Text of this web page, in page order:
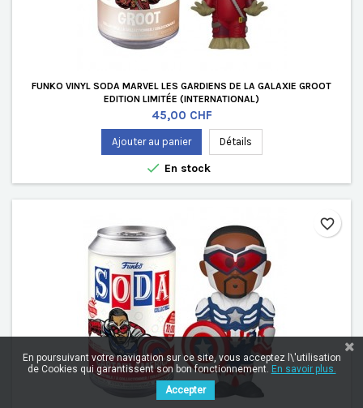
FUNKO VINYL SODA MARVEL LES GARDIENS DE LA GALAXIE GROOT
EDITION LIMITÉE (INTERNATIONAL)
Prix
45,00 CHF
Ajouter au panier Détails
 En stock
favorite_border
En poursuivant votre navigation sur ce site, vous acceptez l\'utilisation
de Cookies qui garantissent son bon fonctionnement. En savoir plus.
Accepter